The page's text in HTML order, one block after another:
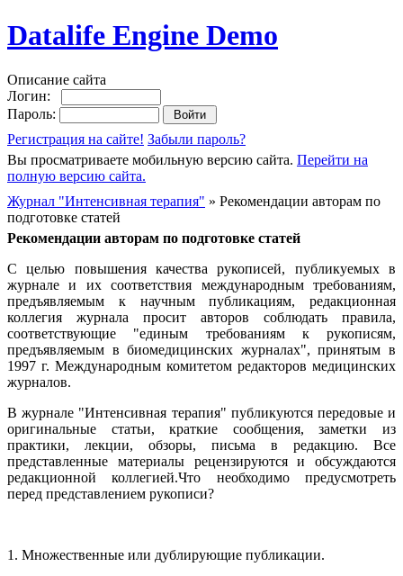
Datalife Engine Demo
Описание сайта
Логин:
Пароль:
Регистрация на сайте! Забыли пароль?
Вы просматриваете мобильную версию сайта. Перейти на
полную версию сайта.
Журнал "Интенсивная терапия" » Рекомендации авторам по
подготовке статей
Рекомендации авторам по подготовке статей
С целью повышения качества рукописей, публикуемых в
журнале и их соответствия международным требованиям,
предъявляемым к научным публикациям, редакционная
коллегия журнала просит авторов соблюдать правила,
соответствующие "единым требованиям к рукописям,
предъявляемым в биомедицинских журналах", принятым в
1997 г. Международным комитетом редакторов медицинских
журналов.
В журнале "Интенсивная терапия" публикуются передовые и
оригинальные статьи, краткие сообщения, заметки из
практики, лекции, обзоры, письма в редакцию. Все
представленные материалы рецензируются и обсуждаются
редакционной коллегией.Что необходимо предусмотреть
перед представлением рукописи?
1. Множественные или дублирующие публикации.